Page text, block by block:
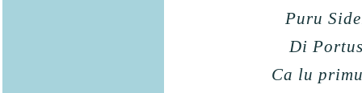
Puru
Di
Ca lu